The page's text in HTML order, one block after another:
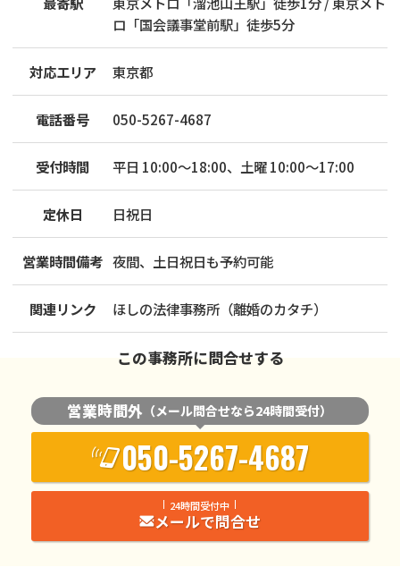
ロ「国会議事堂前駅」徒歩5分
対応エリア 東京都
電話番号 050-5267-4687
受付時間 平日 10:00～18:00、土曜 10:00～17:00
定休日 日祝日
営業時間備考 夜間、土日祝日も予約可能
関連リンク ほしの法律事務所（離婚のカタチ）
この事務所に問合せする
営業時間外 （メール問合せなら24時間受付）
050-5267-4687
24時間受付中
メールで問合せ